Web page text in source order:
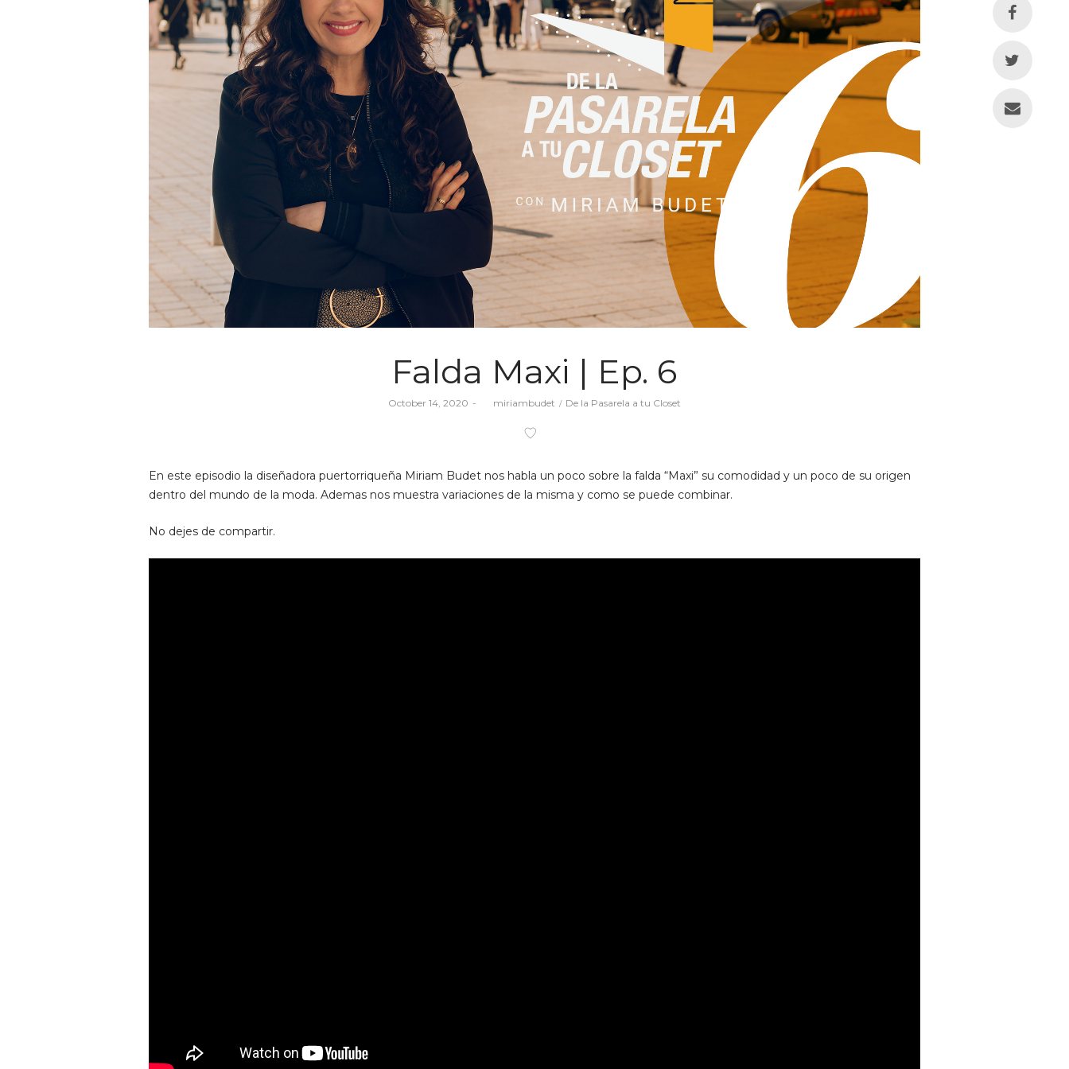
Falda Maxi | Ep. 6
Posted
October 14, 2020 miriambudet
Posted
De la Pasarela a tu Closet
En este episodio la diseñadora puertorriqueña Miriam Budet nos habla un poco sobre la falda “Maxi” su comodidad y un poco de su origen
dentro del mundo de la moda. Ademas nos muestra variaciones de la misma y como se puede combinar.
No dejes de compartir.